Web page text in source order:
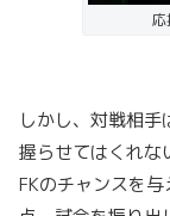
応
しかし、対戦相
握らせてはくれな
FKのチャンスを